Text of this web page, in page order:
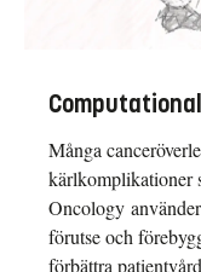
Många
kärlkomplikationer
Oncology
förutse och
förbättra